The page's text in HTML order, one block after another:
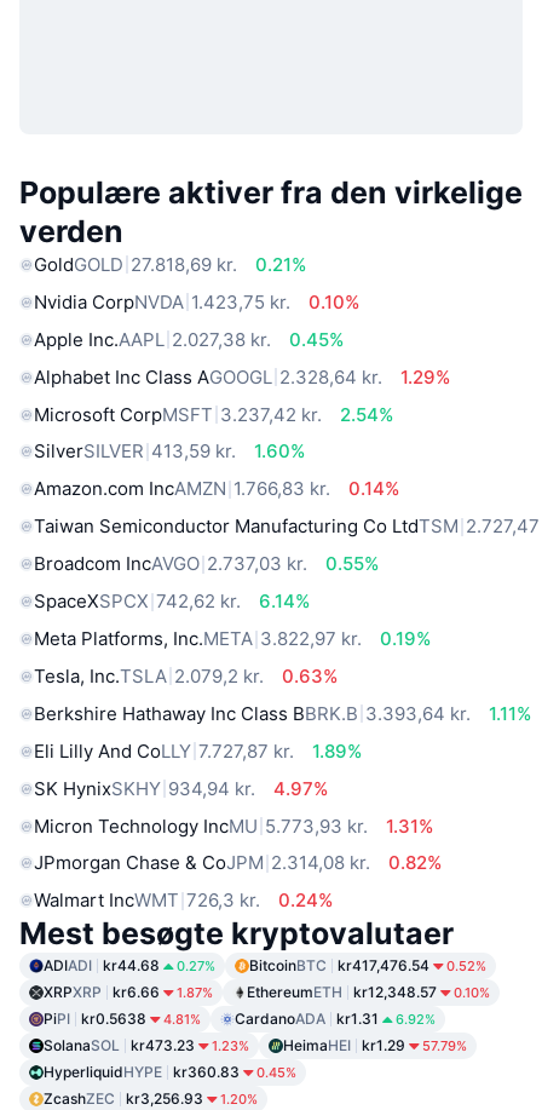
Populære aktiver fra den virkelige
verden
GoldGOLD 27.818,69 kr.
0.21%
Nvidia CorpNVDA 1.423,75 kr.
0.10%
Apple Inc.AAPL 2.027,38 kr.
0.45%
Alphabet Inc Class AGOOGL 2.328,64 kr.
1.29%
Microsoft CorpMSFT 3.237,42 kr.
2.54%
SilverSILVER 413,59 kr.
1.60%
Amazon.com IncAMZN 1.766,83 kr.
0.14%
Taiwan Semiconductor Manufacturing Co LtdTSM
Broadcom IncAVGO 2.737,03 kr.
0.55%
SpaceXSPCX 742,62 kr.
6.14%
Meta Platforms, Inc.META 3.822,97 kr.
0.19%
Tesla, Inc.TSLA 2.079,2 kr.
0.63%
Berkshire Hathaway Inc Class BBRK.B 3.393,64 kr.
1.11%
Eli Lilly And CoLLY 7.727,87 kr.
1.89%
SK HynixSKHY 934,94 kr.
4.97%
Micron Technology IncMU 5.773,93 kr.
1.31%
JPmorgan Chase & CoJPM 2.314,08 kr.
0.82%
Walmart IncWMT 726,3 kr. 0.24%
Mest besøgte kryptovalutaer
ADIADI kr44.68 0.27% BitcoinBTC kr417,476.54 0.52%
XRPXRP kr6.66 1.87% EthereumETH kr12,348.57 0.10%
PiPI kr0.5638 4.81% CardanoADA kr1.31 6.92%
SolanaSOL kr473.23 1.23% HeimaHEI kr1.29 57.79%
HyperliquidHYPE kr360.83 0.45%
ZcashZEC kr3,256.93 1.20%